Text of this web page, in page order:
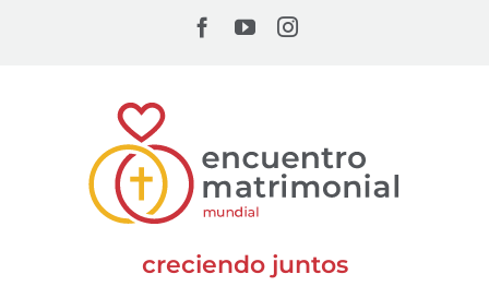
Facebook
YouTubeInstagram
creciendo juntos